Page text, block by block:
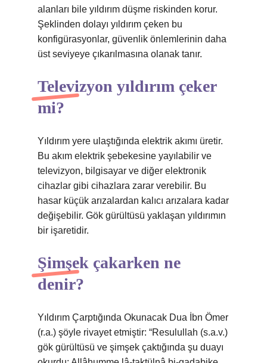
alanları bile yıldırım düşme riskinden korur.
Şeklinden dolayı yıldırım çeken bu
konfigürasyonlar, güvenlik önlemlerinin daha
üst seviyeye çıkarılmasına olanak tanır.
Televizyon yıldırım çeker
mi?
Yıldırım yere ulaştığında elektrik akımı üretir.
Bu akım elektrik şebekesine yayılabilir ve
televizyon, bilgisayar ve diğer elektronik
cihazlar gibi cihazlara zarar verebilir. Bu
hasar küçük arızalardan kalıcı arızalara kadar
değişebilir. Gök gürültüsü yaklaşan yıldırımın
bir işaretidir.
Şimşek çakarken ne
denir?
Yıldırım Çarptığında Okunacak Dua İbn Ömer
(r.a.) şöyle rivayet etmiştir: “Resulullah (s.a.v.)
gök gürültüsü ve şimşek çaktığında şu duayı